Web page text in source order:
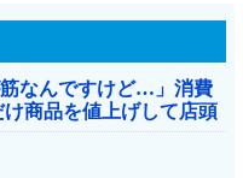
筋なんですけど…」消費
商品を値上げして店頭